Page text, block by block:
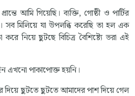
আমি গিয়েছি। ব্যক্তি, গোষ্ঠী ও পার্টির
সব মিলিয়ে যা উপলব্ধি করেছি তা হল এক
নিয়ে ছুটছে বিচিত্র বৈশিষ্ট্যে ভরা এই
পাকাপোক্ত হয়নি।
দিয়ে ছুটতে ছুটতে আমাদের পাশ দিয়ে গেল